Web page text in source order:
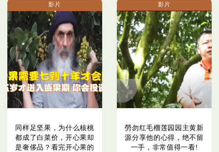
影片
同样足坚果，为什么核桃
都成了白菜价，开心果却
是奢侈品？看完开心果的
影片
勞勿红毛榴莲园园主黄新
源分享他的心得，绝不留
一手，非常值得一看!